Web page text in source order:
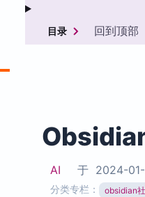
目录 回到顶部
AI 于 2024-
分类专栏： obsidian